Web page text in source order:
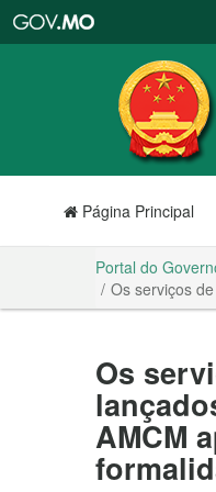
RAE
de
Macau
Página Principal
Portal do
Os serviços
Os
AMCM